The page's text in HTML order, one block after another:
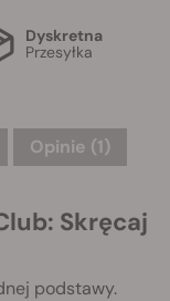
Dyskretna
Przesyłka
Opinie (1)
Skręcaj
podstawy.